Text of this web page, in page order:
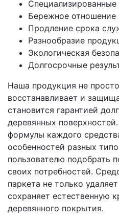
Бережное отношение
Продление срока
Разнообразие
Экологическая
Долгосрочные
Наша продукция не
восстанавливает и
становится гарантией
деревянных
формулы каждого
особенностей разных
пользователю подобрать
своих потребностей.
паркета не только
сохраняет естественную
деревянного покрытия.